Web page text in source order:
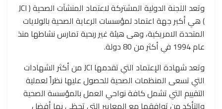
وتعد اللجنة الدولية المشتركة لاعتماد المنشآت الصحية ( JCI
) هي أكبر جهة اعتماد لمؤسسات الرعاية الصحية بالولايات
المتحدة الامريكية، وهى هيئة غير ربحية تمارس نشاطها منذ
عام 1994 في أكثر من 80 دولة.
وتعد شهادة الإعتماد التي تقدمها JCI من أكثر الشهادات
التي تسعى المنظمات الصحية للحصول عليها نظراً لعملية
التقييم التي تشمل كافة نواحي العمل بالمؤسسة الصحية